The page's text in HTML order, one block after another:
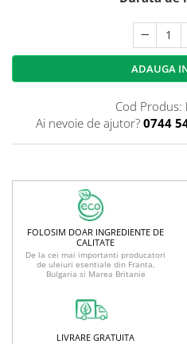
ADAUGA
Cod Produs:
Ai nevoie de ajutor? 0744
FOLOSIM DOAR INGREDIENTE DE
CALITATE
De la cei mai importanti producatori
de uleiuri esentiale din Franta,
Bulgaria si Marea Britanie
LIVRARE GRATUITA